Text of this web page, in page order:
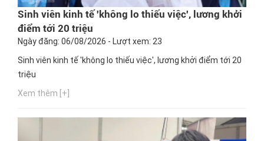
Sinh viên kinh tế 'không lo thiếu việc', lương khởi
điểm tới 20 triệu
Ngày đăng: 06/08/2026 - Lượt xem: 23
Sinh viên kinh tế 'không lo thiếu việc', lương khởi điểm tới 20
triệu
Xem thêm [+]